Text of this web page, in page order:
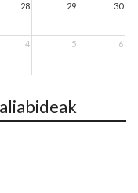
28 29 30
4 5 6